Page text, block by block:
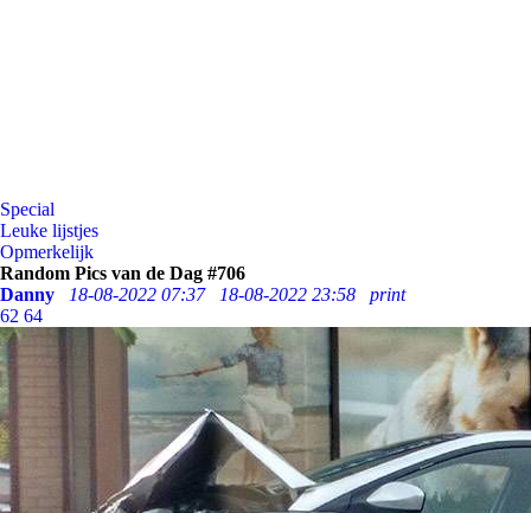
Special
Leuke lijstjes
Opmerkelijk
Random Pics van de Dag #706
Danny
18-08-2022 07:37 18-08-2022 23:58
print
62 64